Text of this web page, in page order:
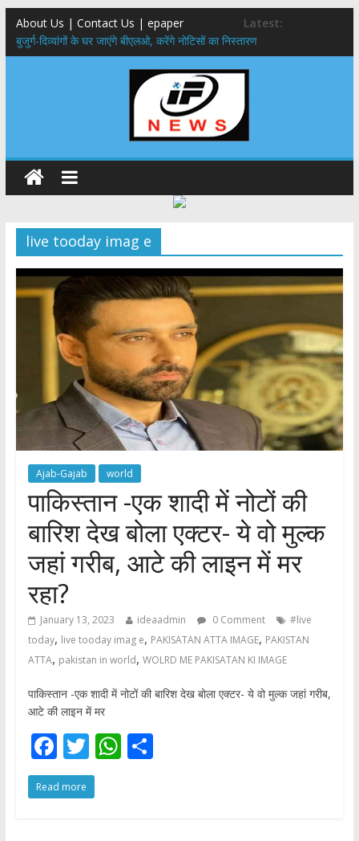
About Us | Contact Us | epaper
Latest:
बुजुर्ग-दिव्यांगों के घर जाएंगे बीएलओ, करेंगे नोटिसों का निस्तारण
24×7 अलर्ट मोड में रहें अधिकारी-मुख्य सचिव मानसून-एसईओसी से मुख्य सचिव ने
की विस्तृत समीक्षा कहा-बंद सड़कों को शीघ्र खोला जाए, लोगों को न हो दिक्कत
459 करोड़ से एचएनबी गढ़वाल विश्वविद्यालय में अनुसंधान संरचना होगी सुदृढ,उच्च
शिक्षा मंत्री धन सिंह रावत ने नवनियुक्त केन्द्रीय शिक्षा मंत्री से की मुलाकात
मुख्यमंत्री से महानिदेशक एनसीसी ने की शिष्टाचार भेंट,उत्तराखण्ड में एनसीसी के
विस्तार एवं आधुनिक आधारभूत संरचना के विकास पर हुई महत्वपूर्ण चर्चा
एमडीडीए बोर्ड बैठक, देहरादून और मसूरी के विकास के लिए 25 बड़े प्रस्तावों को मिली
हरी झंडी
live tooday imag e
Ajab-Gajab world
पाकिस्तान -एक शादी में नोटों की
बारिश देख बोला एक्‍टर- ये वो मुल्‍क
जहां गरीब, आटे की लाइन में मर
रहा?
January 13, 2023 ideaadmin 0 Comment
#live
today, live tooday imag e, PAKISATAN ATTA IMAGE, PAKISTAN
ATTA, pakistan in world, WOLRD ME PAKISATAN KI IMAGE
पाकिस्तान -एक शादी में नोटों की बारिश देख बोला एक्‍टर- ये वो मुल्‍क जहां गरीब,
आटे की लाइन में मर
F
ac
e
T
w
itt
W S
Read more